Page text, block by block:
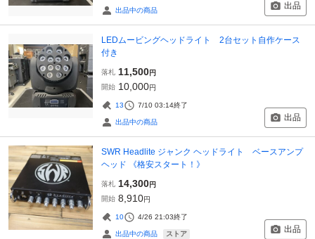
出品中の商品 出品
LEDムービングヘッドライト 2台セット自作ケース
付き
落札 11,500円
開始 10,000円
13 7/10 03:14終了
出品中の商品 出品
SWR Headlite ジャンク ヘッドライト ベースアンプ
ヘッド 《格安スタート！》
落札 14,300円
開始 8,910円
10 4/26 21:03終了
出品中の商品 ストア 出品